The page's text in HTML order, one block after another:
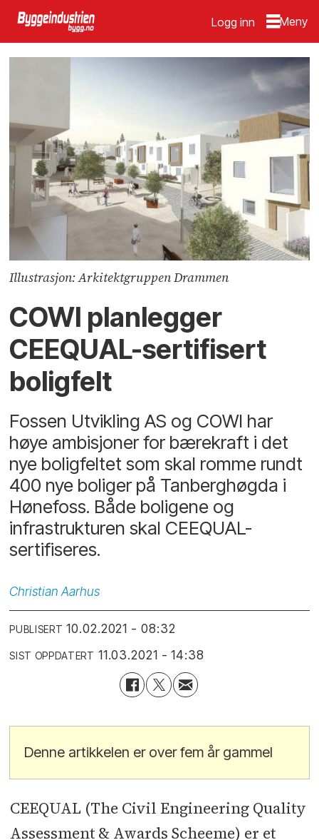
Logg inn
Illustrasjon: Arkitektgruppen Drammen
COWI planlegger
CEEQUAL-sertifisert
boligfelt
Fossen Utvikling AS og COWI har
høye ambisjoner for bærekraft i det
nye boligfeltet som skal romme rundt
400 nye boliger på Tanberghøgda i
Hønefoss. Både boligene og
infrastrukturen skal CEEQUAL-
sertifiseres.
Christian Aarhus
PUBLISERT 10.02.2021 - 08:32
SIST OPPDATERT 11.03.2021 - 14:38
Denne artikkelen er over fem år gammel
CEEQUAL (The Civil Engineering Quality
Assessment & Awards Scheeme) er et